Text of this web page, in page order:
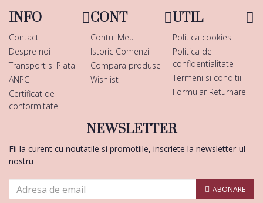
INFO
Contact
Despre noi
Transport si Plata
ANPC
Certificat de
conformitate
CONT
Contul Meu
Istoric Comenzi
Compara produse
Wishlist
UTIL
Politica cookies
Politica de
confidentialitate
Termeni si conditii
Formular Returnare
NEWSLETTER
Fii la curent cu noutatile si promotiile, inscriete la newsletter-ul
nostru
ABONARE